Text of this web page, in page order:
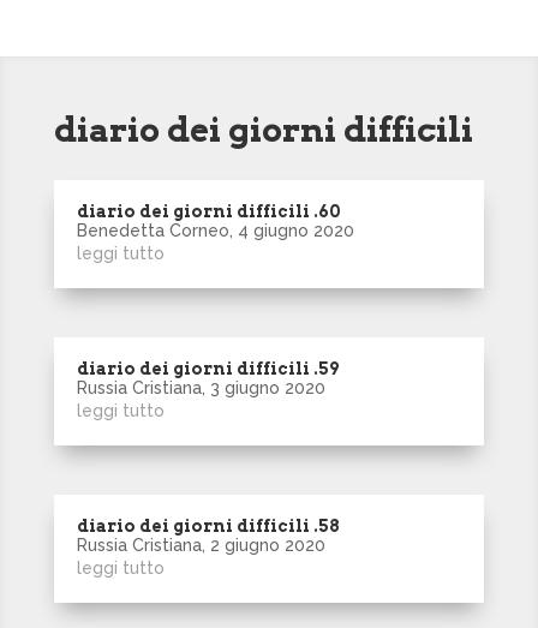
diario dei giorni difficili
diario dei giorni difficili .60
Benedetta Corneo, 4 giugno 2020
leggi tutto
diario dei giorni difficili .59
Russia Cristiana, 3 giugno 2020
leggi tutto
diario dei giorni difficili .58
Russia Cristiana, 2 giugno 2020
leggi tutto